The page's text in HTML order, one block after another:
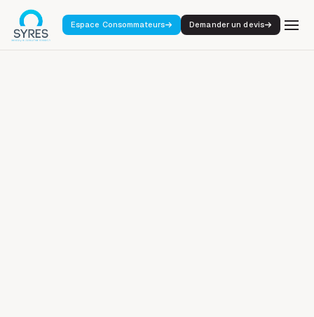
Espace Consommateurs Demander un devis